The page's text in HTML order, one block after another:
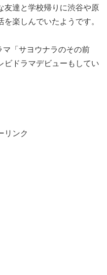
友達と学校帰りに渋谷や原
楽しんでいたようです。
「サヨウナラのその前
ビドラマデビューもしてい
リンク